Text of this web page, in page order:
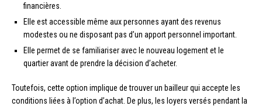
financières.
Elle est accessible même aux personnes ayant des revenus
modestes ou ne disposant pas d’un apport personnel important.
Elle permet de se familiariser avec le nouveau logement et le
quartier avant de prendre la décision d’acheter.
Toutefois, cette option implique de trouver un bailleur qui accepte les
conditions liées à l’option d’achat. De plus, les loyers versés pendant la